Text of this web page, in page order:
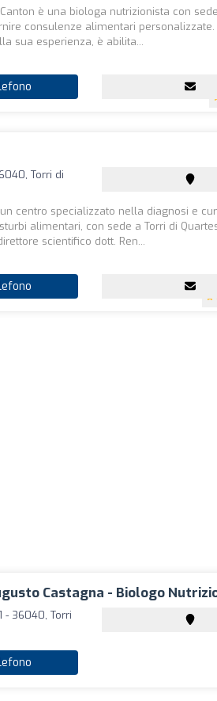
è una biologa nutrizionista con
consulenze alimentari personalizzate.
sua esperienza, è abilita...
Torri di
centro specializzato nella diagnosi e
alimentari, con sede a Torri di
scientifico dott. Ren...
Castagna - Biologo
- 36040, Torri